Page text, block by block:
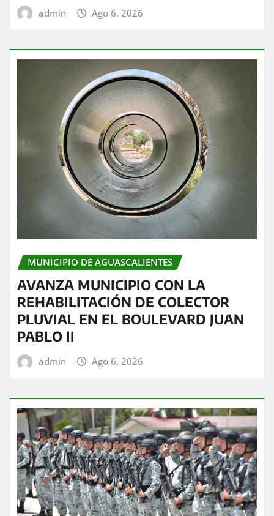
admin Ago 6, 2026
MUNICIPIO DE AGUASCALIENTES
AVANZA MUNICIPIO CON LA
REHABILITACIÓN DE COLECTOR
PLUVIAL EN EL BOULEVARD JUAN
PABLO II
admin Ago 6, 2026